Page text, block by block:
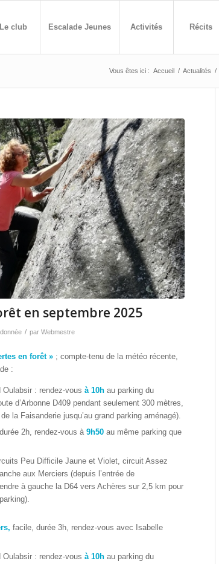
Le club Escalade Jeunes Activités Récits
Vous êtes ici : Accueil / Actualités /
en septembre 2025
/ par Webmestre
en forêt » ; compte-tenu de la météo récente,
:
: rendez-vous à 10h au parking du
d’Arbonne D409 pendant seulement 300 mètres,
la Faisanderie jusqu’au grand parking aménagé).
2h, rendez-vous à 9h50 au même parking que
Peu Difficile Jaune et Violet, circuit Assez
aux Merciers (depuis l’entrée de
à gauche la D64 vers Achères sur 2,5 km pour
facile, durée 3h, rendez-vous avec Isabelle
: rendez-vous à 10h au parking du